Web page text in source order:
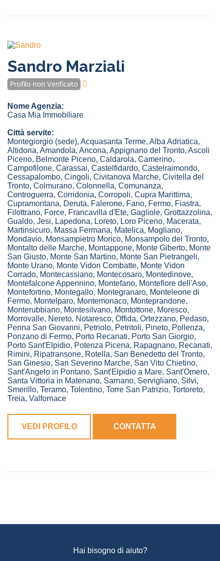
Sandro Marziali
Profilo non Verificato
Nome Agenzia:
Casa Mia Immobiliare
Città servite:
Montegiorgio (sede), Acquasanta Terme, Alba Adriatica,
Altidona, Amandola, Ancona, Appignano del Tronto, Ascoli
Piceno, Belmonte Piceno, Caldarola, Camerino,
Campofilone, Carassai, Castelfidardo, Castelraimondo,
Cessapalombo, Cingoli, Civitanova Marche, Civitella del
Tronto, Colmurano, Colonnella, Comunanza,
Controguerra, Corridonia, Corropoli, Cupra Marittima,
Cupramontana, Deruta, Falerone, Fano, Fermo, Fiastra,
Filottrano, Force, Francavilla d'Ete, Gagliole, Grottazzolina,
Gualdo, Jesi, Lapedona, Loreto, Loro Piceno, Macerata,
Martinsicuro, Massa Fermana, Matelica, Mogliano,
Mondavio, Monsampietro Morico, Monsampolo del Tronto,
Montalto delle Marche, Montappone, Monte Giberto, Monte
San Giusto, Monte San Martino, Monte San Pietrangeli,
Monte Urano, Monte Vidon Combatte, Monte Vidon
Corrado, Montecassiano, Montecosaro, Montedinove,
Montefalcone Appennino, Montefano, Montefiore dell'Aso,
Montefortino, Montegallo, Montegranaro, Monteleone di
Fermo, Montelparo, Montemonaco, Monteprandone,
Monterubbiano, Montesilvano, Montottone, Moresco,
Morrovalle, Nereto, Notaresco, Offida, Ortezzano, Pedaso,
Penna San Giovanni, Petriolo, Petritoli, Pineto, Pollenza,
Ponzano di Fermo, Porto Recanati, Porto San Giorgio,
Porto Sant'Elpidio, Potenza Picena, Rapagnano, Recanati,
Rimini, Ripatransone, Rotella, San Benedetto del Tronto,
San Ginesio, San Severino Marche, San Vito Chietino,
Sant'Angelo in Pontano, Sant'Elpidio a Mare, Sant'Omero,
Santa Vittoria in Matenano, Sarnano, Servigliano, Silvi,
Smerillo, Teramo, Tolentino, Torre San Patrizio, Tortoreto,
Treia, Valfornace
VEDI PROFILO CONTATTA
Hai bisogno di aiuto?